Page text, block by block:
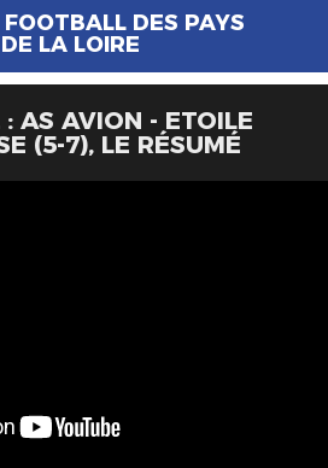
FOOTBALL DES PAYS
DE LA LOIRE
AS AVION - ETOILE
(5-7), LE RÉSUMÉ